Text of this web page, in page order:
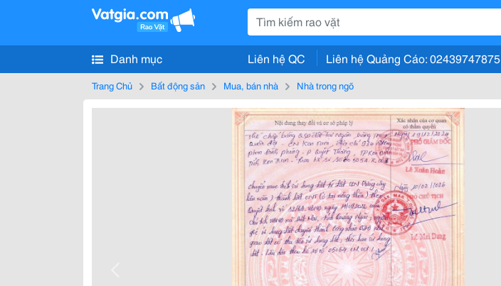
Danh mục Liên hệ QC Liên hệ Quảng Cáo: 02439747875
Trang Chủ Bất động sản Mua, bán nhà Nhà trong ngõ